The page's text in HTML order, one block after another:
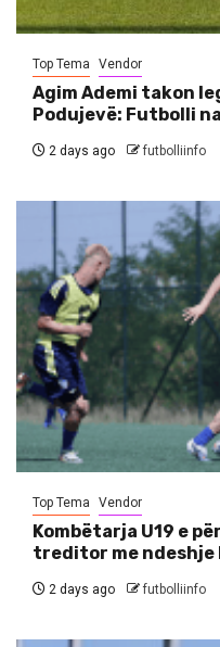
Top Tema Vendor
Agim Ademi takon
Podujevë: Futbolli
2 days ago futbolliinfo
Top Tema Vendor
Kombëtarja U19 e
treditor me
2 days ago futbolliinfo